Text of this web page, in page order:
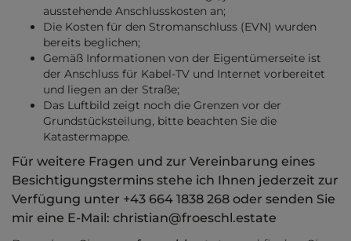
ausstehende Anschlusskosten an;
Die Kosten für den Stromanschluss (EVN) wurden
bereits beglichen;
Gemäß Informationen von der Eigentümerseite ist
der Anschluss für Kabel-TV und Internet vorbereitet
und liegen an der Straße;
Das Luftbild zeigt noch die Grenzen vor der
Grundstücksteilung, bitte beachten Sie die
Katastermappe.
Für weitere Fragen und zur Vereinbarung eines
Besichtigungstermins stehe ich Ihnen jederzeit zur
Verfügung unter +43 664 1838 268 oder senden Sie
mir eine E-Mail: christian@froeschl.estate